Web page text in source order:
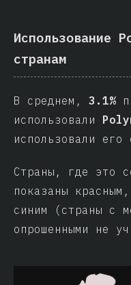
Использование
странам
В среднем, 3.1%
использовали
использовали его
Страны, где это
показаны
синим (страны с
опрошенными не